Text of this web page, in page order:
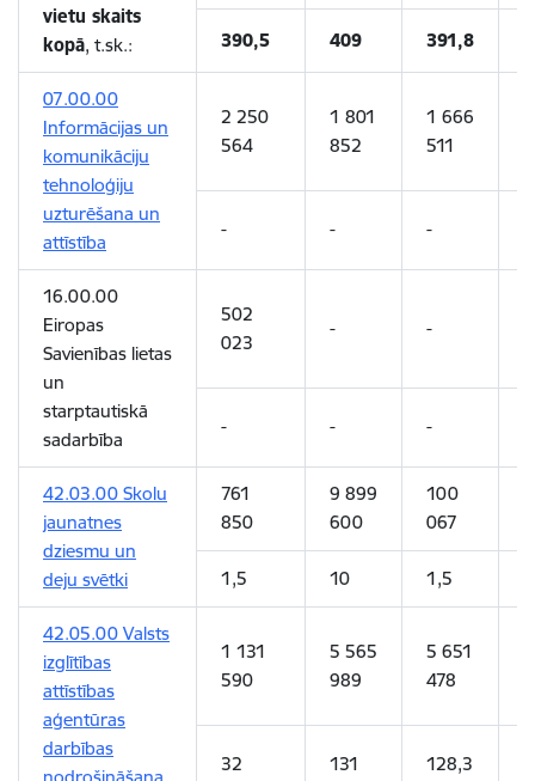
vietu skaits
kopā, t.sk.: 390,5 409 391,8
07.00.00
Informācijas un
komunikāciju
tehnoloģiju
uzturēšana un
attīstība
2 250
564
1 801
852
1 666
511
- - -
16.00.00
Eiropas
Savienības lietas
un
starptautiskā
sadarbība
502
023
- -
- - -
42.03.00 Skolu
jaunatnes
dziesmu un
deju svētki
761
850
9 899
600
100
067
1,5 10 1,5
42.05.00 Valsts
izglītības
attīstības
aģentūras
darbības
1 131
590
5 565
989
5 651
478
32 131 128,3